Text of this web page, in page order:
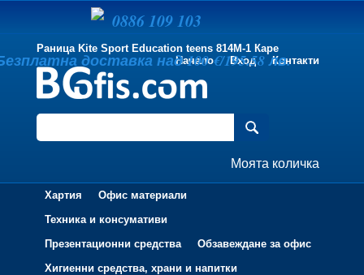
Раница Kite Sport Education teens 814M-1 Каре
Начало
Вход Контакти
Моята количка
Хартия
Офис материали
Техника и консумативи
Презентационни средства
Обзавеждане за офис
Хигиенни средства, храни и напитки
0886 109 103
доставка над 100 €/195.58 лв.